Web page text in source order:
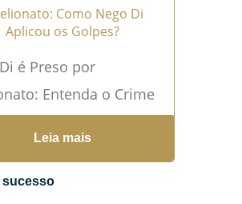
Como Nego Di
Aplicou os Golpes?
é Preso por
Entenda o Crime
Implicações Legais Na
Leia mais →
Leia mais
sucesso